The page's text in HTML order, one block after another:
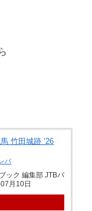
竹田城跡 ’26
バ
ック 編集部 JTBパ
月10日